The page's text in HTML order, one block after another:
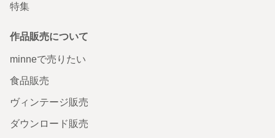
特集
作品販売について
minneで売りたい
食品販売
ヴィンテージ販売
ダウンロード販売